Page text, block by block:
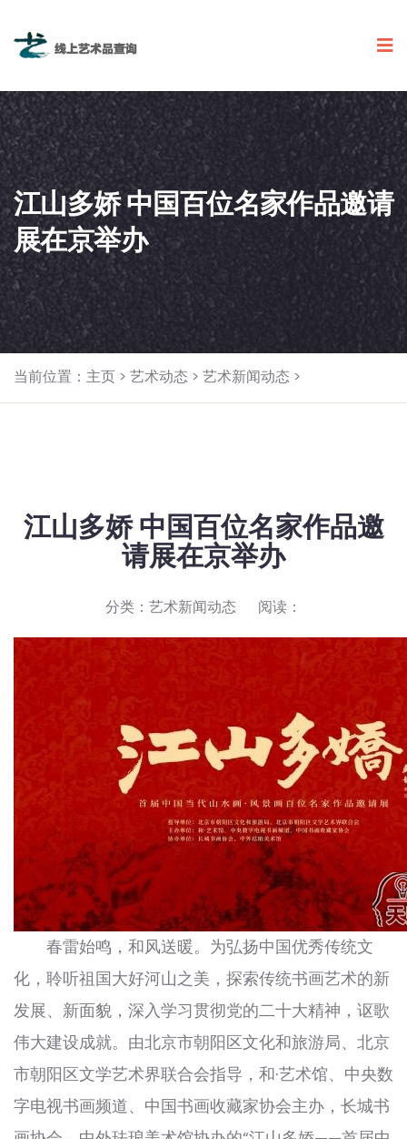
江山多娇 中国百位名家作品邀请
展在京举办
当前位置： 主页 > 艺术动态 > 艺术新闻动态 >
江山多娇 中国百位名家作品邀
请展在京举办
分类： 艺术新闻动态 阅读：
春雷始鸣，和风送暖。为弘扬中国优秀传统文
化，聆听祖国大好河山之美，探索传统书画艺术的新
发展、新面貌，深入学习贯彻党的二十大精神，讴歌
伟大建设成就。由北京市朝阳区文化和旅游局、北京
市朝阳区文学艺术界联合会指导，和·艺术馆、中央数
字电视书画频道、中国书画收藏家协会主办，长城书